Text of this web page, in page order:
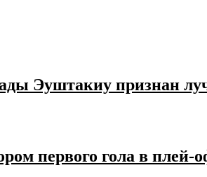
Эуштакиу признан
первого гола в